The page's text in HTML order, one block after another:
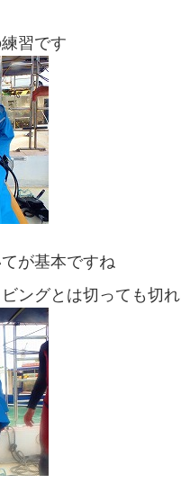
習です
が基本ですね
ングとは切っても切